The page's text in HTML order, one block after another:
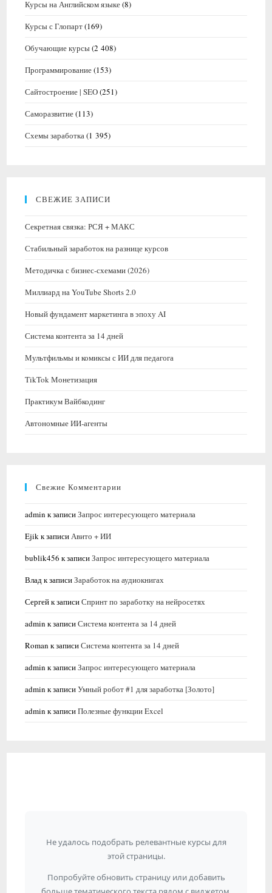
Курсы на Английском языке(8)
Курсы с Глопарт(169)
Обучающие курсы(2 408)
Программирование(153)
Сайтостроение | SEO(251)
Саморазвитие(113)
Схемы заработка(1 395)
СВЕЖИЕ ЗАПИСИ
Секретная связка: РСЯ + МАКС
Стабильный заработок на разнице курсов
Методичка с бизнес-схемами (2026)
Миллиард на YouTube Shorts 2.0
Новый фундамент маркетинга в эпоху AI
Система контента за 14 дней
Мультфильмы и комиксы с ИИ для педагога
TikTok Монетизация
Практикум Вайбкодинг
Автономные ИИ-агенты
Свежие Комментарии
admin к записиЗапрос интересующего материала
Ejikк записиАвито + ИИ
bublik456 к записиЗапрос интересующего материала
Владк записиЗаработок на аудиокнигах
Сергейк записиСпринт по заработку на нейросетях
admin к записиСистема контента за 14 дней
Roman к записиСистема контента за 14 дней
admin к записиЗапрос интересующего материала
admin к записиУмный робот #1 для заработка [Золото]
admin к записиПолезные функции Excel